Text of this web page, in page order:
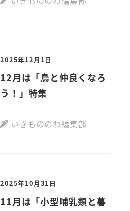
2025年12月1日
12月は「鳥と仲良くなろ
う！」特集
いきもののわ編集部
2025年10月31日
11月は「小型哺乳類と暮